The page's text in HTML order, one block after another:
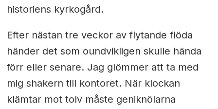
historiens kyrkogård.
Efter nästan tre veckor av flytande flöda
händer det som oundvikligen skulle hända
förr eller senare. Jag glömmer att ta med
mig shakern till kontoret. När klockan
klämtar mot tolv måste geniknölarna